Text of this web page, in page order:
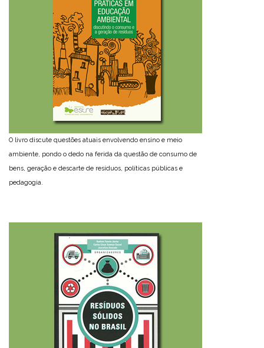
O livro discute questões atuais envolvendo ensino e meio
ambiente, pondo o dedo na ferida da questão de consumo de
bens, geração e descarte de resíduos, políticas públicas e
pedagogia.